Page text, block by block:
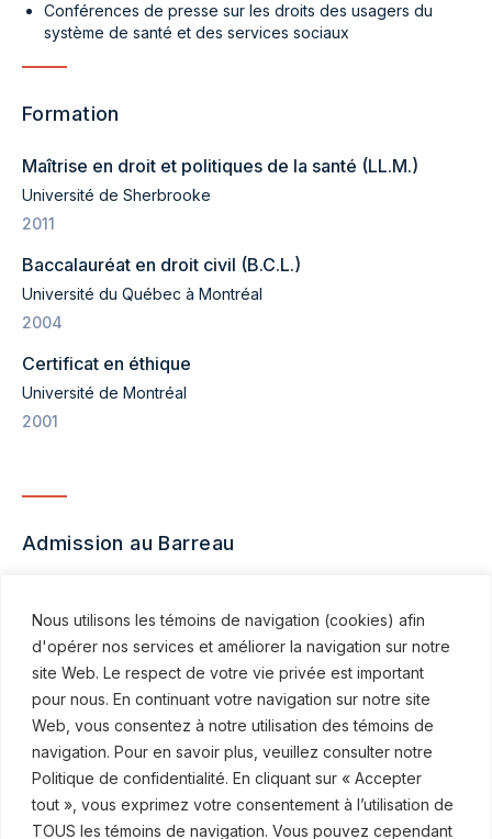
Nous utilisons les témoins de navigation (cookies) afin
d'opérer nos services et améliorer la navigation sur notre
site Web. Le respect de votre vie privée est important
pour nous. En continuant votre navigation sur notre site
Web, vous consentez à notre utilisation des témoins de
navigation. Pour en savoir plus, veuillez consulter notre
Politique de confidentialité. En cliquant sur « Accepter
tout », vous exprimez votre consentement à l’utilisation de
TOUS les témoins de navigation. Vous pouvez cependant
Conférences de presse sur les droits des usagers du
système de santé et des services sociaux
Formation
Maîtrise en droit et politiques de la santé (LL.M.)
Université de Sherbrooke
2011
Baccalauréat en droit civil (B.C.L.)
Université du Québec à Montréal
2004
Certificat en éthique
Université de Montréal
2001
Admission au Barreau
2005
© ROBINSON SHEPPARD SHAPIRO S.E.N.C.R.L., 2015–2026